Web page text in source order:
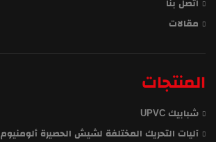
اتصل بنا
مقالات
المنتجات
شبابيك UPVC
آليات التحريك المختلفة لشيش الحصيرة ألومنيوم